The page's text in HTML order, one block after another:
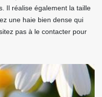
Il réalise également la taille
une haie bien dense qui
pas à le contacter pour